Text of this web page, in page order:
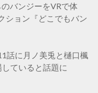
バンジーをVRで体
ョン『どこでもバン
話に月ノ美兎と樋口楓
ていると話題に